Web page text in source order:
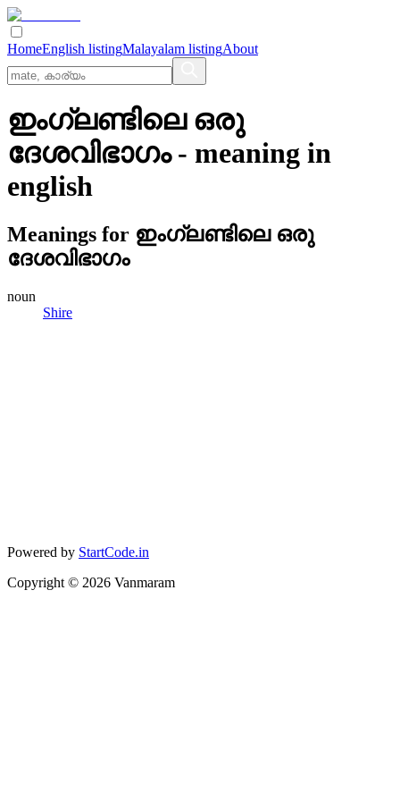
HomeEnglish listingMalayalam listingAbout
ഇംഗ്ലണ്ടിലെ ഒരു
ദേശവിഭാഗം- meaning in
english
Meanings for ഇംഗ്ലണ്ടിലെ ഒരു
ദേശവിഭാഗം
noun
Shire
Powered by StartCode.in
Copyright © 2026 Vanmaram